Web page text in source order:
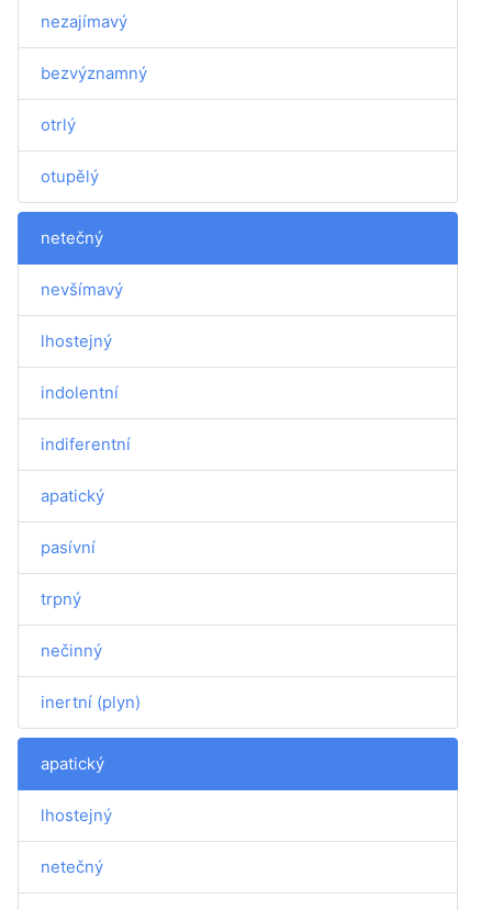
nezajímavý
bezvýznamný
otrlý
otupělý
netečný
nevšímavý
lhostejný
indolentní
indiferentní
apatický
pasívní
trpný
nečinný
inertní (plyn)
apatický
lhostejný
netečný